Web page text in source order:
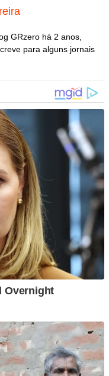
GRzero há 2 anos,
para alguns jornais